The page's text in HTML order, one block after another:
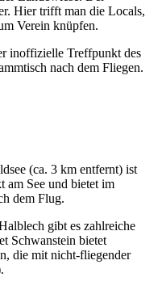
Hier trifft man die Locals,
Verein knüpfen.
inoffizielle Treffpunkt des
nach dem Fliegen.
(ca. 3 km entfernt) ist
am See und bietet im
dem Flug.
gibt es zahlreiche
Schwanstein bietet
die mit nicht-fliegender